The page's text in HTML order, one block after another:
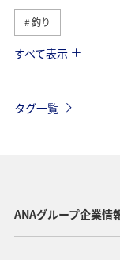
釣り
秋 ホテル
四国地方 日
すべて表示
タグ一覧
ANAグループ企業情